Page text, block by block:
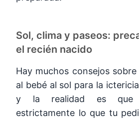
Sol, clima y paseos:
el recién nacido
Hay muchos consejos
al bebé al sol para la
y la realidad es que
estrictamente lo que tu